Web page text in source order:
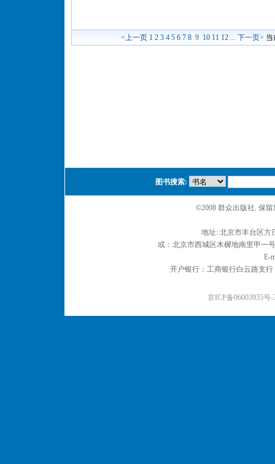
<上一页 1 2 3 4 5 6 7 8 9 10 11 12 ... 下一页> 当
图书搜索:
©2008 群众出版社. 保
地址: 北京市丰台区
或：北京市西城区木樨地南里甲一
E-
开户银行：工商银行白云路支
京ICP备06003935号-